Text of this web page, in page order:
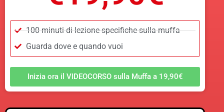
100 minuti di lezione specifiche sulla muffa
Guarda dove e quando vuoi
Inizia ora il VIDEOCORSO sulla Muffa a 19,90€